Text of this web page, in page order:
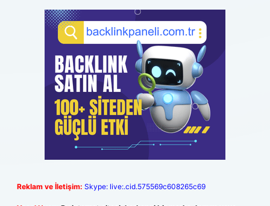
Reklam ve İletişim: Skype: live:.cid.575569c608265c69